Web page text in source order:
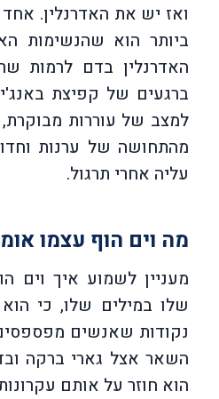
ואז יש את האדרנלין.
ביותר הוא שהנשימות
האדרנלין בדם לרמות
ברגעים של קפיצת
למצב של עוררות
מהתחושה של ערנות
עליה אחרי תרגול.
מה וים הוף עצמו
מעניין לשמוע איך וים
שלו במילים שלו, כי
נקודות שאנשים
השאר אצל גארי ברקה
הוא חוזר על אותם